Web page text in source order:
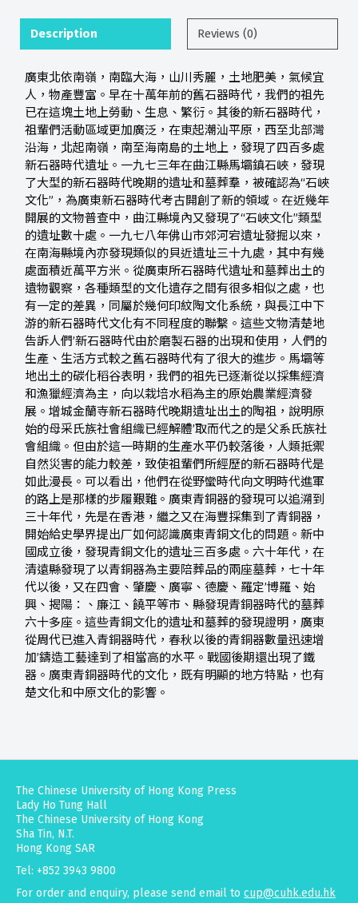
Description Reviews (0)
廣東北依南嶺，南臨大海，山川秀麗，土地肥美，氣候宜
人，物產豐富。早在十萬年前的舊石器時代，我們的祖先
已在這塊土地上勞動、生息、繁衍。其後的新石器時代，
祖輩們活動區域更加廣泛，在東起潮汕平原，西至北部灣
沿海，北起南嶺，南至海南島的土地上，發現了四百多處
新石器時代遺址。一九七三年在曲江縣馬壩鎮石峽，發現
了大型的新石器時代晚期的遺址和墓葬羣，被確認為“石峽
文化”，為廣東新石器時代考古開創了新的領域。在近幾年
開展的文物普查中，曲江縣境內又發現了“石峽文化”類型
的遺址數十處。一九七八年佛山市郊河宕遺址發掘以來，
在南海縣境內亦發現類似的貝近遺址三十九處，其中有幾
處面積近萬平方米。從廣東所石器時代遺址和墓葬出土的
遺物觀察，各種類型的文化遺存之間有很多相似之處，也
有一定的差異，同屬於幾何印紋陶文化系統，與長江中下
游的新石器時代文化有不同程度的聯繫。這些文物清楚地
告訴人們’新石器時代由於磨製石器的出現和使用，人們的
生產、生活方式較之舊石器時代有了很大的進步。馬壩等
地出土的碳化稻谷表明，我們的祖先已逐漸從以採集經濟
和漁獵經濟為主，向以栽培水稻為主的原始農業經濟發
展。增城金蘭寺新石器時代晚期遺址出土的陶祖，說明原
始的母采氏族社會組織已經解體’取而代之的是父系氏族社
會組織。但由於這一時期的生產水平仍較落後，人類抵禦
自然災害的能力較差，致使祖輩們所經歷的新石器時代是
如此漫長。可以看出，他們在從野蠻時代向文明時代進軍
的路上是那樣的步履艱難。廣東青銅器的發現可以追溯到
三十年代，先是在香港，繼之又在海豐採集到了青銅器，
開始給史學界提出厂如何認識廣東青銅文化的問題。新中
國成立後，發現青銅文化的遺址三百多處。六十年代，在
清遠縣發現了以青銅器為主要陪葬品的兩座墓葬，七十年
代以後，又在四會、肇慶、廣寧、德慶、羅定’博羅、始
興、揭陽：、廉江、饒平等市、縣發現青銅器時代的墓葬
六十多座。這些青銅文化的遺址和墓葬的發現證明，廣東
從周代已進入青銅器時代，春秋以後的青銅器數量迅速增
加’鑄造工藝達到了相當高的水平。戰國後期還出現了鐵
器。廣東青銅器時代的文化，既有明顯的地方特點，也有
楚文化和中原文化的影響。
The Chinese University of Hong Kong Press
Lady Ho Tung Hall
The Chinese University of Hong Kong
Sha Tin, N.T.
Hong Kong SAR
Tel: +852 3943 9800
For order and enquiry, please send email to cup@cuhk.edu.hk